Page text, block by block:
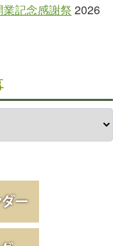
記念感謝祭 2026